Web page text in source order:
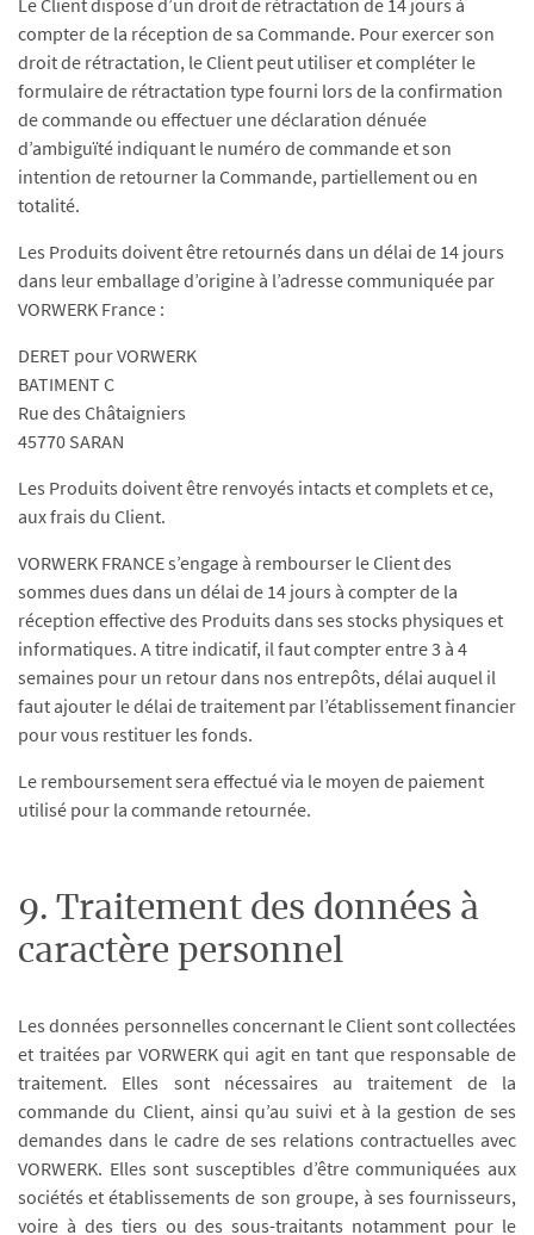
Le Client dispose d’un droit de rétractation de 14 jours à
compter de la réception de sa Commande. Pour exercer son
droit de rétractation, le Client peut utiliser et compléter le
formulaire de rétractation type fourni lors de la confirmation
de commande ou effectuer une déclaration dénuée
d’ambiguïté indiquant le numéro de commande et son
intention de retourner la Commande, partiellement ou en
totalité.
Les Produits doivent être retournés dans un délai de 14 jours
dans leur emballage d’origine à l’adresse communiquée par
VORWERK France :
DERET pour VORWERK
BATIMENT C
Rue des Châtaigniers
45770 SARAN
Les Produits doivent être renvoyés intacts et complets et ce,
aux frais du Client.
VORWERK FRANCE s’engage à rembourser le Client des
sommes dues dans un délai de 14 jours à compter de la
réception effective des Produits dans ses stocks physiques et
informatiques. A titre indicatif, il faut compter entre 3 à 4
semaines pour un retour dans nos entrepôts, délai auquel il
faut ajouter le délai de traitement par l’établissement financier
pour vous restituer les fonds.
Le remboursement sera effectué via le moyen de paiement
utilisé pour la commande retournée.
9. Traitement des données à
caractère personnel
Les données personnelles concernant le Client sont collectées
et traitées par VORWERK qui agit en tant que responsable de
traitement. Elles sont nécessaires au traitement de la
commande du Client, ainsi qu’au suivi et à la gestion de ses
demandes dans le cadre de ses relations contractuelles avec
VORWERK. Elles sont susceptibles d’être communiquées aux
sociétés et établissements de son groupe, à ses fournisseurs,
voire à des tiers ou des sous-traitants notamment pour le